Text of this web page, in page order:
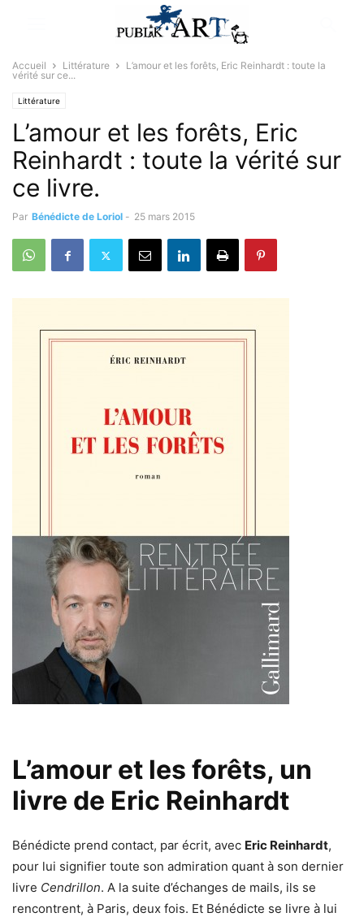
Accueil Littérature
L’amour et les forêts, Eric Reinhardt : toute la
vérité sur ce...
Littérature
L’amour et les forêts, Eric
Reinhardt : toute la vérité sur
ce livre.
Par Bénédicte de Loriol - 25 mars 2015
L’amour et les forêts, un
livre de Eric Reinhardt
Bénédicte prend contact, par écrit, avec Eric Reinhardt,
pour lui signifier toute son admiration quant à son dernier
livre Cendrillon. A la suite d’échanges de mails, ils se
rencontrent, à Paris, deux fois. Et Bénédicte se livre à lui